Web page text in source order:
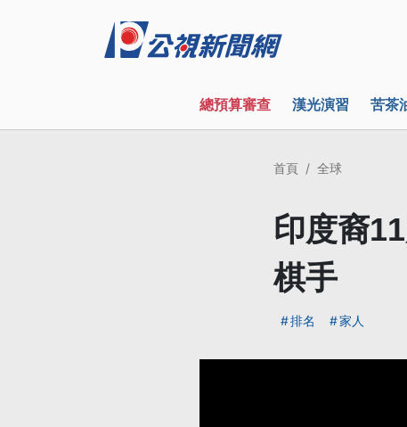
總預算審查 漢光演習 苦茶
首頁 全球
印度裔
棋手
排名 家人